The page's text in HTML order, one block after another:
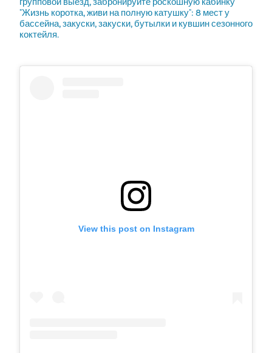
"Жизнь коротка, живи на полную катушку": 8 мест у
бассейна, закуски, закуски, бутылки и кувшин сезонного
коктейля.
View this post on Instagram